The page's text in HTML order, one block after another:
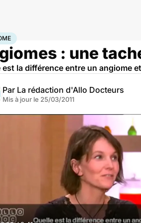
Maladies
: une
est la différence entre un angiome
Par La rédaction d'Allo Docteurs
Mis à jour le 25/03/2011